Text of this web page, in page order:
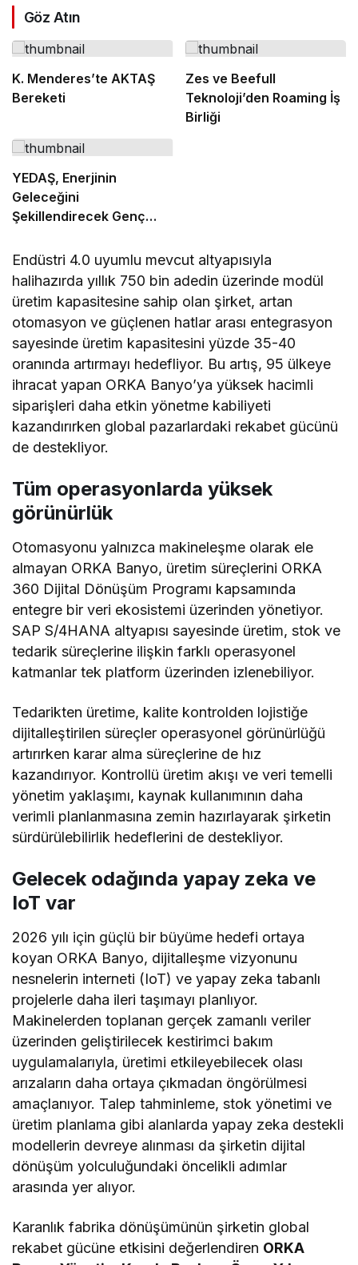
Göz Atın
K. Menderes’te AKTAŞ
Bereketi
Zes ve Beefull
Teknoloji’den Roaming İş
Birliği
YEDAŞ, Enerjinin
Geleceğini
Şekillendirecek Genç
Endüstri 4.0 uyumlu mevcut altyapısıyla
halihazırda yıllık 750 bin adedin üzerinde modül
üretim kapasitesine sahip olan şirket, artan
otomasyon ve güçlenen hatlar arası entegrasyon
sayesinde üretim kapasitesini yüzde 35-40
oranında artırmayı hedefliyor. Bu artış, 95 ülkeye
ihracat yapan ORKA Banyo’ya yüksek hacimli
siparişleri daha etkin yönetme kabiliyeti
kazandırırken global pazarlardaki rekabet gücünü
de destekliyor.
Tüm operasyonlarda yüksek
görünürlük
Otomasyonu yalnızca makineleşme olarak ele
almayan ORKA Banyo, üretim süreçlerini ORKA
360 Dijital Dönüşüm Programı kapsamında
entegre bir veri ekosistemi üzerinden yönetiyor.
SAP S/4HANA altyapısı sayesinde üretim, stok ve
tedarik süreçlerine ilişkin farklı operasyonel
katmanlar tek platform üzerinden izlenebiliyor.
Tedarikten üretime, kalite kontrolden lojistiğe
dijitalleştirilen süreçler operasyonel görünürlüğü
artırırken karar alma süreçlerine de hız
kazandırıyor. Kontrollü üretim akışı ve veri temelli
yönetim yaklaşımı, kaynak kullanımının daha
verimli planlanmasına zemin hazırlayarak şirketin
sürdürülebilirlik hedeflerini de destekliyor.
Gelecek odağında yapay zeka ve
IoT var
2026 yılı için güçlü bir büyüme hedefi ortaya
koyan ORKA Banyo, dijitalleşme vizyonunu
nesnelerin interneti (IoT) ve yapay zeka tabanlı
projelerle daha ileri taşımayı planlıyor.
Makinelerden toplanan gerçek zamanlı veriler
üzerinden geliştirilecek kestirimci bakım
uygulamalarıyla, üretimi etkileyebilecek olası
arızaların daha ortaya çıkmadan öngörülmesi
amaçlanıyor. Talep tahminleme, stok yönetimi ve
üretim planlama gibi alanlarda yapay zeka destekli
modellerin devreye alınması da şirketin dijital
dönüşüm yolculuğundaki öncelikli adımlar
arasında yer alıyor.
Karanlık fabrika dönüşümünün şirketin global
rekabet gücüne etkisini değerlendiren ORKA